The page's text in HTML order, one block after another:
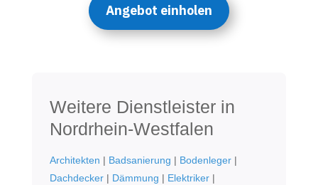
Angebot einholen
Weitere Dienstleister in
Nordrhein-Westfalen
Architekten | Badsanierung | Bodenleger|
Dachdecker| Dämmung | Elektriker|